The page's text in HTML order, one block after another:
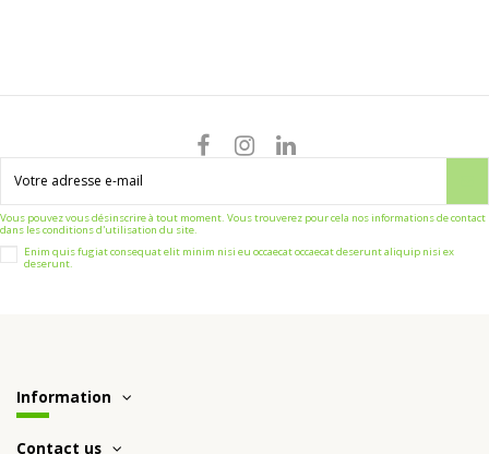
Vous pouvez vous désinscrire à tout moment. Vous trouverez pour cela nos informations de contact
dans les conditions d'utilisation du site.
Enim quis fugiat consequat elit minim nisi eu occaecat occaecat deserunt aliquip nisi ex
deserunt.
Information
Contact us